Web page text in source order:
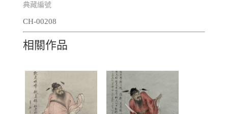
典藏編號
CH-00208
相關作品